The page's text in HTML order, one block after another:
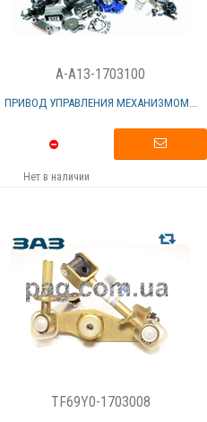
A-A13-1703100
ПРИВОД УПРАВЛЕНИЯ МЕХАНИЗМОМ...
Нет в наличии
TF69Y0-1703008